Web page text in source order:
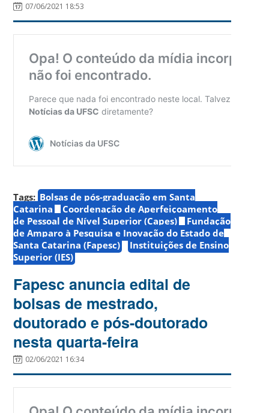
07/06/2021 18:53
Tags: Bolsas de pós-graduação em Santa
Catarina
Coordenação de Aperfeiçoamento
de Pessoal de Nível Superior (Capes)
Fundação
de Amparo à Pesquisa e Inovação do Estado de
Santa Catarina (Fapesc)
Instituições de Ensino
Superior (IES)
Fapesc anuncia edital de
bolsas de mestrado,
doutorado e pós-doutorado
nesta quarta-feira
02/06/2021 16:34